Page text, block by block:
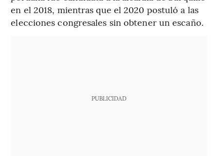
en el 2018, mientras que el 2020 postuló a las
elecciones congresales sin obtener un escaño.
PUBLICIDAD